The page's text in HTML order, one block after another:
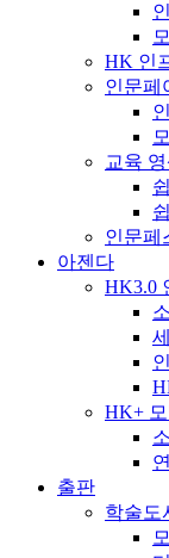
HK 인
인문페
교육
인문페
아젠다
HK3.0
HK+
출판
학술도